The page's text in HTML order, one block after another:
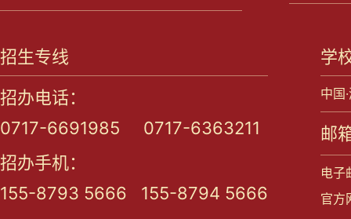
招生专线
招办电话：
0717-6691985 0717-6363211
招办手机：
155-8793 5666 155-8794 5666
学
中国
邮
电子
官方